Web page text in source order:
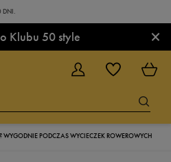
DNI.
Klubu 50 style ×
WYGODNIE PODCZAS WYCIECZEK ROWEROWYCH